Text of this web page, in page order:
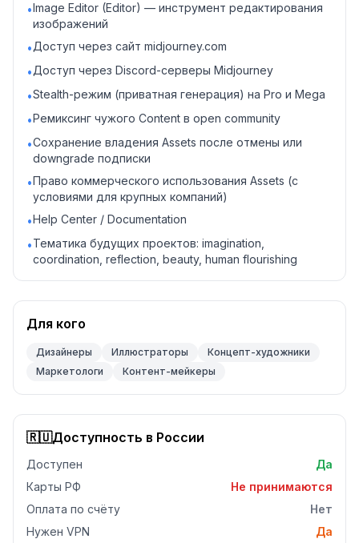
•Image Editor (Editor) — инструмент редактирования
изображений
•Доступ через сайт midjourney.com
•Доступ через Discord-серверы Midjourney
•Stealth-режим (приватная генерация) на Pro и Mega
•Ремиксинг чужого Content в open community
•Сохранение владения Assets после отмены или
downgrade подписки
•Право коммерческого использования Assets (с
условиями для крупных компаний)
•Help Center / Documentation
•Тематика будущих проектов: imagination,
coordination, reflection, beauty, human flourishing
Для кого
Дизайнеры Иллюстраторы
Концепт-художники
Маркетологи
Контент-мейкеры
🇷🇺Доступность в России
Доступен
Да
Карты РФ
Не принимаются
Оплата по счёту
Нет
Нужен VPN
Да